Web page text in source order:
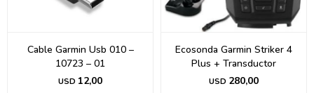
Cable Garmin Usb 010 –
10723 – 01
USD 12,00
Ecosonda Garmin Striker 4
Plus + Transductor
USD 280,00